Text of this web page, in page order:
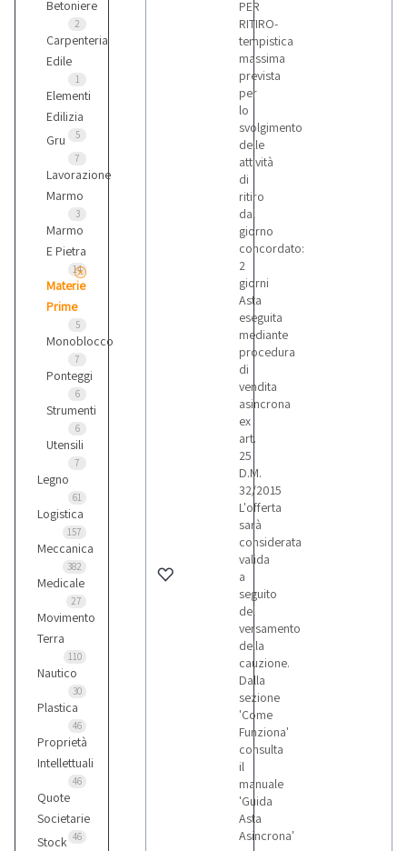
Betoniere
2
Carpenteria
Edile
1
Elementi
Edilizia
5
Gru
7
Lavorazione
Marmo
3
Marmo
E Pietra
14
Materie
Prime
5
Monoblocco
7
Ponteggi
6
Strumenti
6
Utensili
7
Legno
61
Logistica
157
Meccanica
382
Medicale
27
Movimento
Terra
110
Nautico
30
Plastica
46
Proprietà
Intellettuali
46
Quote
Societarie
46
Stock
PER
RITIRO-
tempistica
massima
prevista
per
lo
svolgimento
delle
attività
di
ritiro
dal
giorno
concordato:
2
giorni
Asta
eseguita
mediante
procedura
di
vendita
asincrona
ex
art.
25
D.M.
32/2015
L'offerta
sarà
considerata
valida
a
seguito
del
versamento
della
cauzione.
Dalla
sezione
'Come
Funziona'
consulta
il
manuale
'Guida
Asta
Asincrona'